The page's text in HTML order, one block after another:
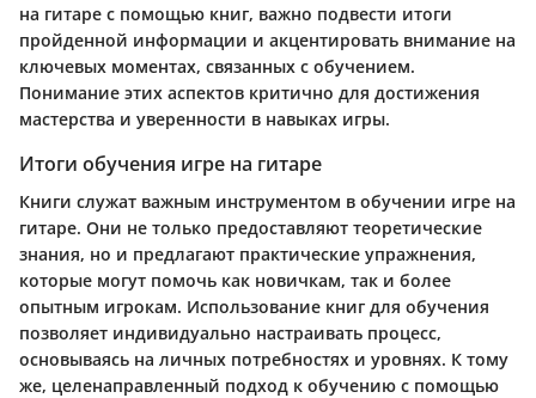
на гитаре с помощью книг, важно подвести итоги
пройденной информации и акцентировать внимание на
ключевых моментах, связанных с обучением.
Понимание этих аспектов критично для достижения
мастерства и уверенности в навыках игры.
Итоги обучения игре на гитаре
Книги служат важным инструментом в обучении игре на
гитаре. Они не только предоставляют теоретические
знания, но и предлагают практические упражнения,
которые могут помочь как новичкам, так и более
опытным игрокам. Использование книг для обучения
позволяет индивидуально настраивать процесс,
основываясь на личных потребностях и уровнях. К тому
же, целенаправленный подход к обучению с помощью